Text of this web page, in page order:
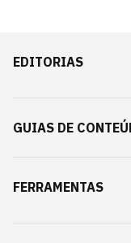
EDITORIAS
GUIAS DE
FERRAMENTAS